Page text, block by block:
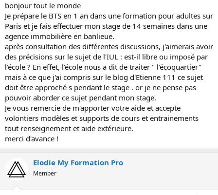
bonjour tout le monde
Je prépare le BTS en 1 an dans une formation pour adultes sur
Paris et je fais effectuer mon stage de 14 semaines dans une
agence immobilière en banlieue.
après consultation des différentes discussions, j'aimerais avoir
des précisions sur le sujet de l'IUL : est-il libre ou imposé par
l'école ? En effet, l'école nous a dit de traiter " l'écoquartier"
mais à ce que j'ai compris sur le blog d'Etienne 111 ce sujet
doit être approché s pendant le stage . or je ne pense pas
pouvoir aborder ce sujet pendant mon stage.
Je vous remercie de m'apporter votre aide et accepte
volontiers modèles et supports de cours et entrainements
tout renseignement et aide extérieure.
merci d'avance !
Elodie My Formation Pro
Member